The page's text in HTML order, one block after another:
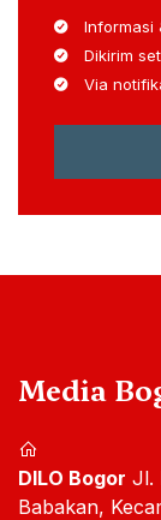
Informasi
Dikirim
Via
Media
DILO Bogor Jl.
Babakan,